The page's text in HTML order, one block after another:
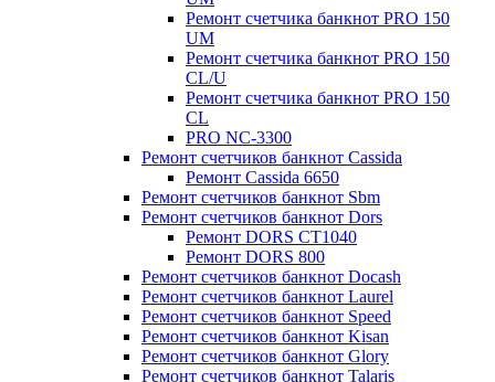
Ремонт счетчика банкнот PRO 150
UM
Ремонт счетчика банкнот PRO 150
CL/U
Ремонт счетчика банкнот PRO 150
CL
PRO NC-3300
Ремонт счетчиков банкнот Cassida
Ремонт Cassida 6650
Ремонт счетчиков банкнот Sbm
Ремонт счетчиков банкнот Dors
Ремонт DORS СТ1040
Ремонт DORS 800
Ремонт счетчиков банкнот Docash
Ремонт счетчиков банкнот Laurel
Ремонт счетчиков банкнот Speed
Ремонт счетчиков банкнот Kisan
Ремонт счетчиков банкнот Glory
Ремонт счетчиков банкнот Talaris